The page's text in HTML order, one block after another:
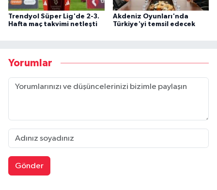
Trendyol Süper Lig'de 2-3.
Hafta maç takvimi netleşti
Akdeniz Oyunları'nda
Türkiye'yi temsil edecek
Yorumlar
Gönder